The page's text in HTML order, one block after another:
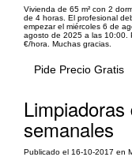
Vivienda de 65 m² con 2
de 4 horas. El profesional
empezar el miércoles 6 de
agosto de 2025 a las 10:00.
€/hora. Muchas gracias.
Pide Precio Gratis
semanales
Publicado el 16-10-2017 en